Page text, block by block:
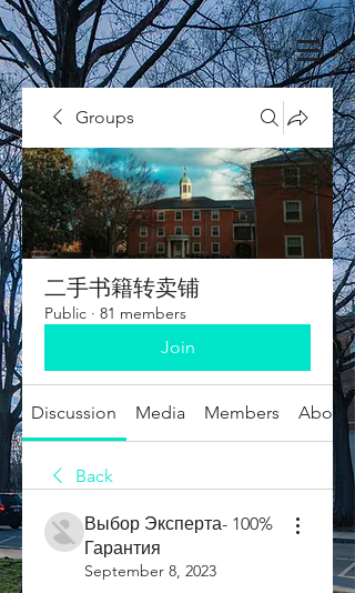
Groups
二手书籍转卖铺
Public · 81 members
Join
Discussion Media Members About
Back
Выбор Эксперта- 100%
Гарантия
September 8, 2023